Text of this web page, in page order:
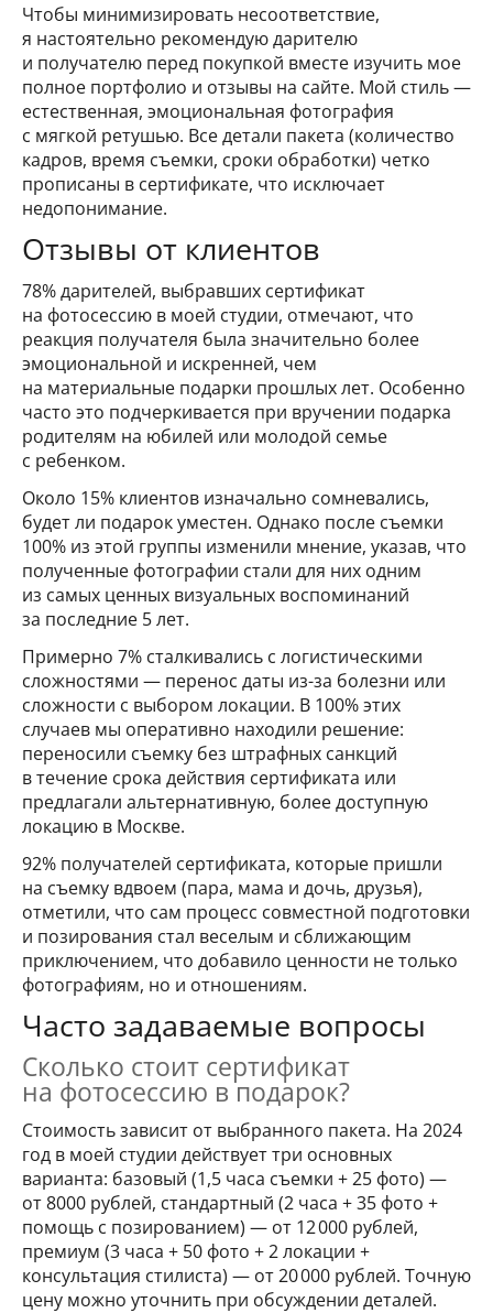
Чтобы минимизировать несоответствие,
я настоятельно рекомендую дарителю
и получателю перед покупкой вместе изучить мое
полное портфолио и отзывы на сайте. Мой стиль —
естественная, эмоциональная фотография
с мягкой ретушью. Все детали пакета (количество
кадров, время съемки, сроки обработки) четко
прописаны в сертификате, что исключает
недопонимание.
Отзывы от клиентов
78% дарителей, выбравших сертификат
на фотосессию в моей студии, отмечают, что
реакция получателя была значительно более
эмоциональной и искренней, чем
на материальные подарки прошлых лет. Особенно
часто это подчеркивается при вручении подарка
родителям на юбилей или молодой семье
с ребенком.
Около 15% клиентов изначально сомневались,
будет ли подарок уместен. Однако после съемки
100% из этой группы изменили мнение, указав, что
полученные фотографии стали для них одним
из самых ценных визуальных воспоминаний
за последние 5 лет.
Примерно 7% сталкивались с логистическими
сложностями — перенос даты из-за болезни или
сложности с выбором локации. В 100% этих
случаев мы оперативно находили решение:
переносили съемку без штрафных санкций
в течение срока действия сертификата или
предлагали альтернативную, более доступную
локацию в Москве.
92% получателей сертификата, которые пришли
на съемку вдвоем (пара, мама и дочь, друзья),
отметили, что сам процесс совместной подготовки
и позирования стал веселым и сближающим
приключением, что добавило ценности не только
фотографиям, но и отношениям.
Часто задаваемые вопросы
Сколько стоит сертификат
на фотосессию в подарок?
Стоимость зависит от выбранного пакета. На 2024
год в моей студии действует три основных
варианта: базовый (1,5 часа съемки + 25 фото) —
от 8000 рублей, стандартный (2 часа + 35 фото +
помощь с позированием) — от 12 000 рублей,
премиум (3 часа + 50 фото + 2 локации +
консультация стилиста) — от 20 000 рублей. Точную
цену можно уточнить при обсуждении деталей.